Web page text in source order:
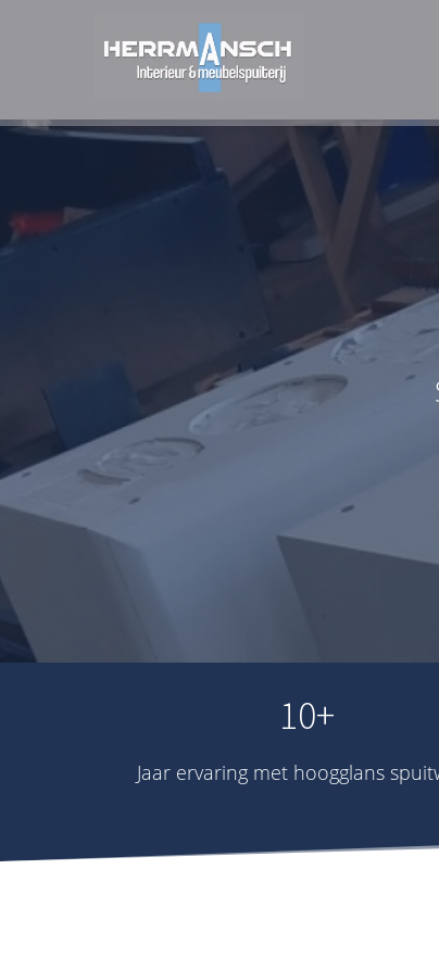
10+
Jaar ervaring met hoogglans